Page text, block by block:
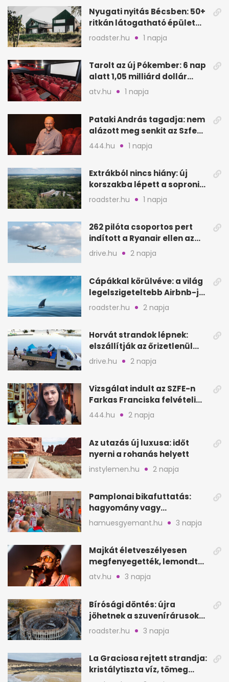
Nyugati nyitás Bécsben: 50+
ritkán látogatható épület
nyílik meg
roadster.hu 1 napja
Tarolt az új Pókember: 6 nap
alatt 1,05 milliárd dollár
bevétel
atv.hu 1 napja
Pataki András tagadja: nem
alázott meg senkit az Szfe
felvételijén
444.hu 1 napja
Extrákból nincs hiány: új
korszakba lépett a soproni
Fagus Hotel
roadster.hu 1 napja
262 pilóta csoportos pert
indított a Ryanair ellen az
Egyesült Királyságban
drive.hu 2 napja
Cápákkal körülvéve: a világ
legelszigeteltebb Airbnb-je
a nyílt tengeren
roadster.hu 2 napja
Horvát strandok lépnek:
elszállítják az őrizetlenül
hagyott törölközőket
drive.hu 2 napja
Vizsgálat indult az SZFE-n
Farkas Franciska felvételi
videója után
444.hu 2 napja
Az utazás új luxusa: időt
nyerni a rohanás helyett
instylemen.hu 2 napja
Pamplonai bikafuttatás:
hagyomány vagy
értelmetlen vérontás?
hamuesgyemant.hu 3 napja
Majkát életveszélyesen
megfenyegették, lemondta
a sepsiszentgyörgyi
atv.hu 3 napja
Bírósági döntés: újra
jöhetnek a szuvenírárusok
Európa ikonikus helyére
roadster.hu 3 napja
La Graciosa rejtett strandja:
kristálytiszta víz, tömeg